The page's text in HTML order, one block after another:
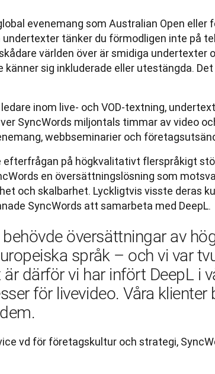
evenemang som Australian Open eller
tänker du förmodligen inte på
världen över är smidiga undertexter
känner sig inkluderade eller utestängda.
inom live- och VOD-textning,
SyncWords miljontals timmar av video
webbseminarier och
efterfrågan på högkvalitativt flerspråkigt
en översättningslösning som
och skalbarhet. Lyckligtvis visste deras
SyncWords att samarbeta med DeepL.
översättningar av
språk – och vi var
är därför vi har infört DeepL i
för livevideo. Våra klienter
vd för företagskultur och strategi,